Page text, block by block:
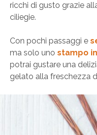
ricchi di gusto grazie
ciliegie.
Con pochi passaggi e
ma solo uno stampo
potrai gustare una
gelato alla freschezza